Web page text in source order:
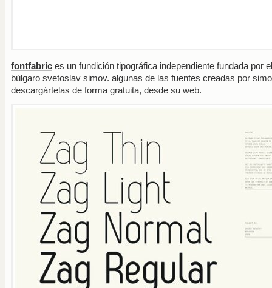
fontfabrices un fundición tipográfica independiente fundada por
búlgaro svetoslav simov. algunas de las fuentes creadas por
descargártelas de forma gratuita, desde su web.